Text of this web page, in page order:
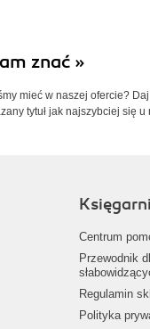
znać »
mieć w naszej ofercie?
tytuł jak najszybciej się u
Centrum
Przewodnik
Regulamin
Polityka